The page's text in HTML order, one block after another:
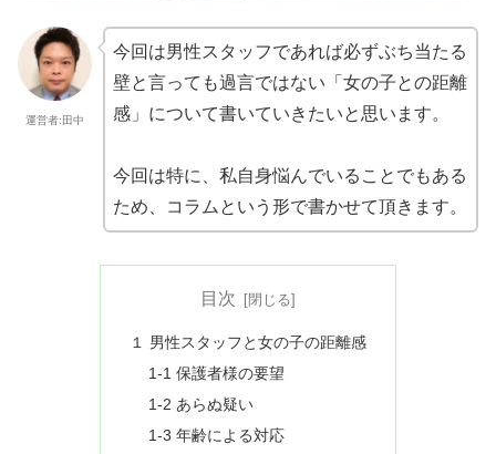
運営者:田中
今回は男性スタッフであれば必ずぶち当たる
壁と言っても過言ではない「女の子との距離
感」について書いていきたいと思います。
今回は特に、私自身悩んでいることでもある
ため、コラムという形で書かせて頂きます。
目次
１ 男性スタッフと女の子の距離感
1-1 保護者様の要望
1-2 あらぬ疑い
1-3 年齢による対応